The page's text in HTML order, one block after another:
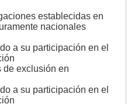
establecidas en
nacionales
a su participación en el
de exclusión en
a su participación en el